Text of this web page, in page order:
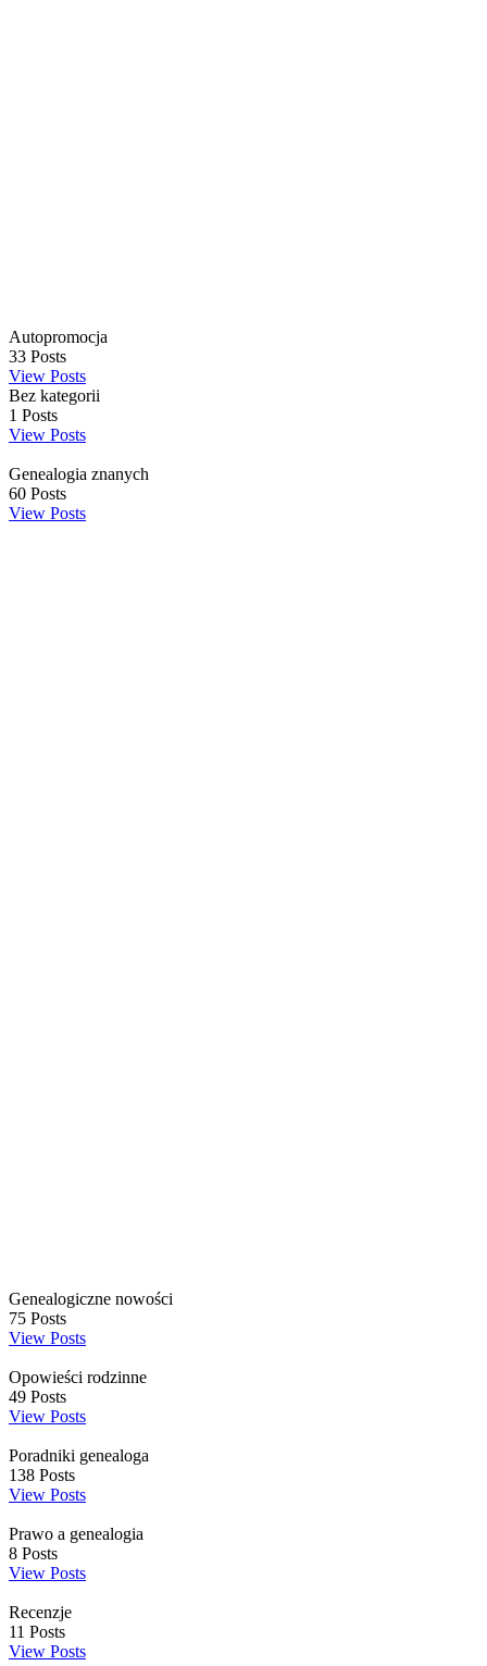
Autopromocja
33 Posts
View Posts
Bez kategorii
1 Posts
View Posts
Genealogia znanych
60 Posts
View Posts
Genealogiczne nowości
75 Posts
View Posts
Opowieści rodzinne
49 Posts
View Posts
Poradniki genealoga
138 Posts
View Posts
Prawo a genealogia
8 Posts
View Posts
Recenzje
11 Posts
View Posts